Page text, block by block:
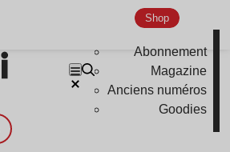
Shop
Abonnement
Magazine
Anciens numéros
Goodies